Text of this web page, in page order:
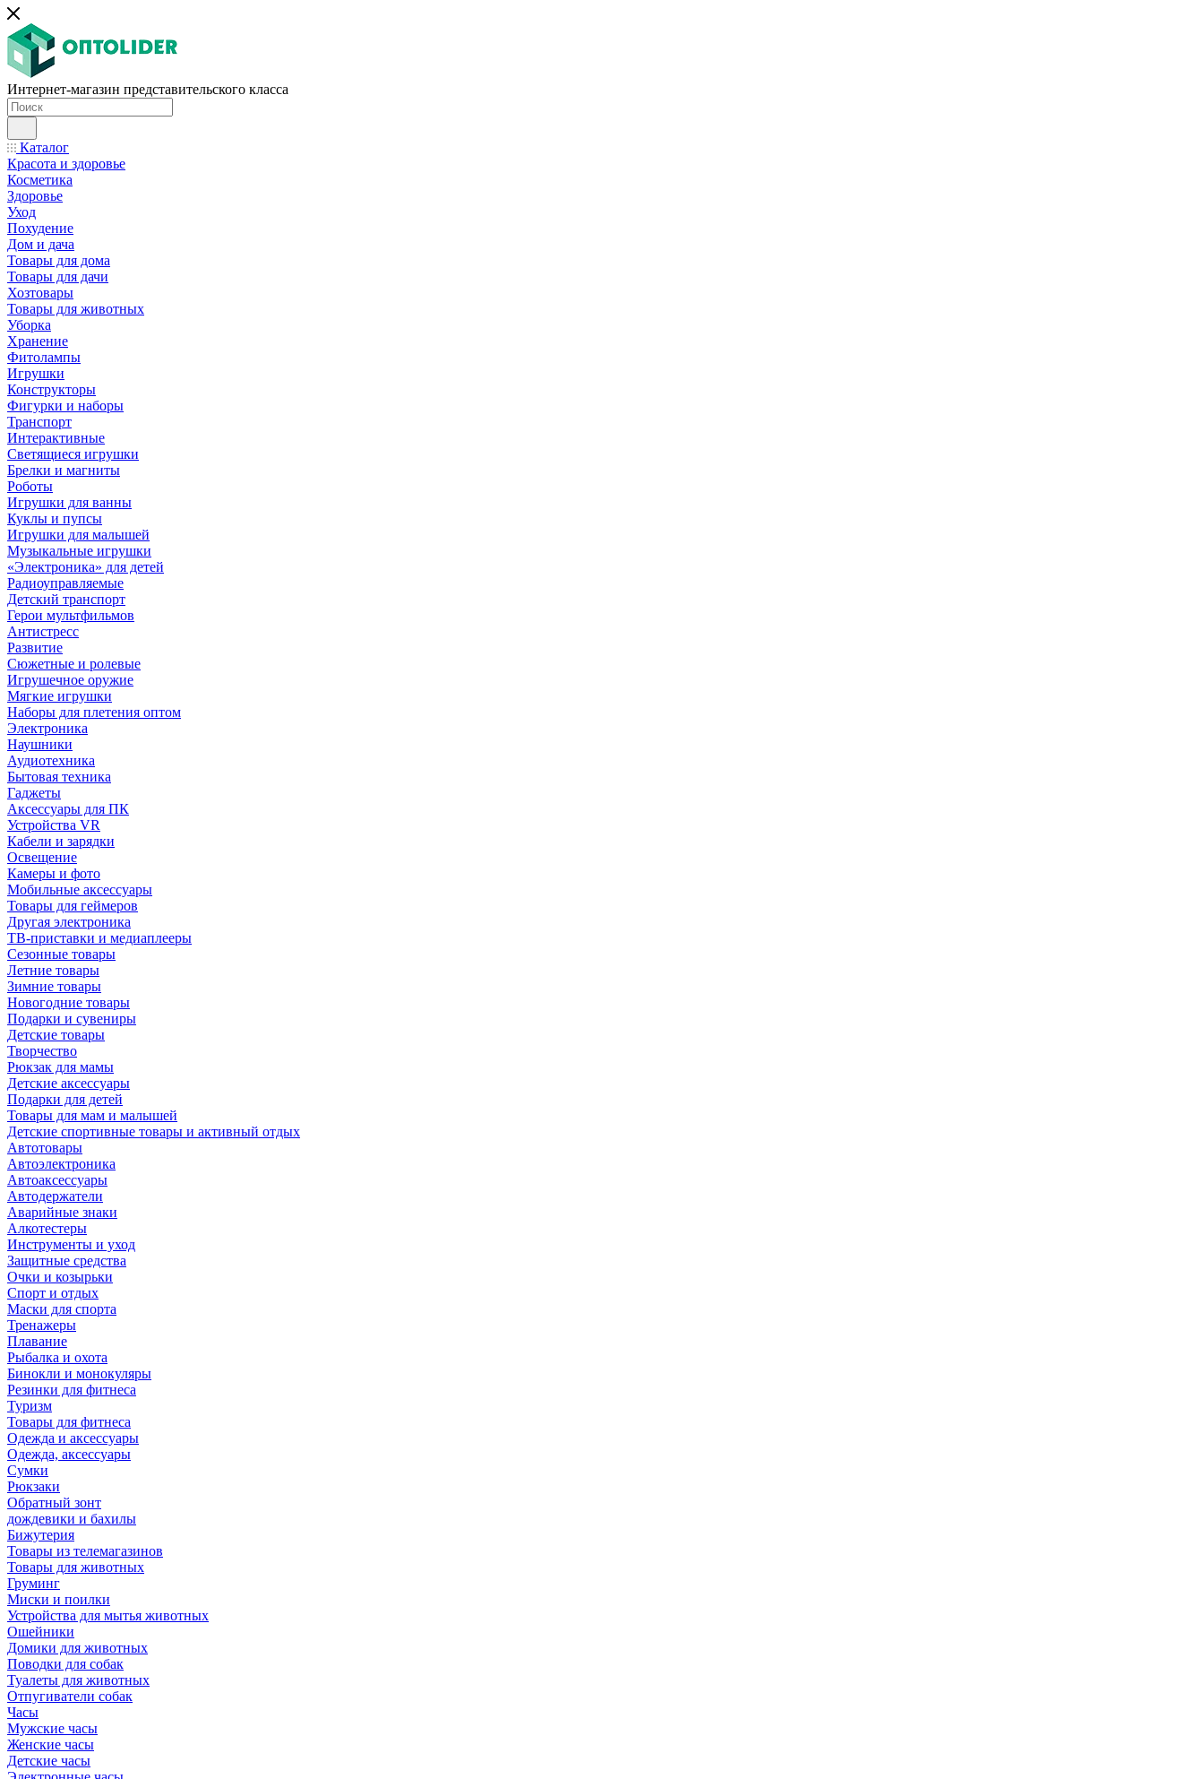
Интернет-магазин представительского класса
Каталог
Красота и здоровье
Косметика
Здоровье
Уход
Похудение
Дом и дача
Товары для дома
Товары для дачи
Хозтовары
Товары для животных
Уборка
Хранение
Фитолампы
Игрушки
Конструкторы
Фигурки и наборы
Транспорт
Интерактивные
Светящиеся игрушки
Брелки и магниты
Роботы
Игрушки для ванны
Куклы и пупсы
Игрушки для малышей
Музыкальные игрушки
«Электроника» для детей
Радиоуправляемые
Детский транспорт
Герои мультфильмов
Антистресс
Развитие
Сюжетные и ролевые
Игрушечное оружие
Мягкие игрушки
Наборы для плетения оптом
Электроника
Наушники
Аудиотехника
Бытовая техника
Гаджеты
Аксессуары для ПК
Устройства VR
Кабели и зарядки
Освещение
Камеры и фото
Мобильные аксессуары
Товары для геймеров
Другая электроника
ТВ-приставки и медиаплееры
Сезонные товары
Летние товары
Зимние товары
Новогодние товары
Подарки и сувениры
Детские товары
Творчество
Рюкзак для мамы
Детские аксессуары
Подарки для детей
Товары для мам и малышей
Детские спортивные товары и активный отдых
Автотовары
Автоэлектроника
Автоаксессуары
Автодержатели
Аварийные знаки
Алкотестеры
Инструменты и уход
Защитные средства
Очки и козырьки
Спорт и отдых
Маски для спорта
Тренажеры
Плавание
Рыбалка и охота
Бинокли и монокуляры
Резинки для фитнеса
Туризм
Товары для фитнеса
Одежда и аксессуары
Одежда, аксессуары
Сумки
Рюкзаки
Обратный зонт
дождевики и бахилы
Бижутерия
Товары из телемагазинов
Товары для животных
Груминг
Миски и поилки
Устройства для мытья животных
Ошейники
Домики для животных
Поводки для собак
Туалеты для животных
Отпугиватели собак
Часы
Мужские часы
Женские часы
Детские часы